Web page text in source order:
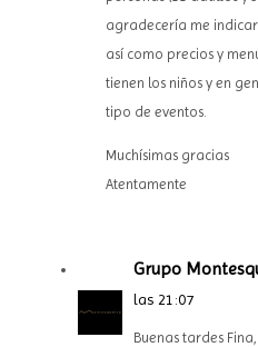
agradecería me
así como precios y
tienen los niños y en
tipo de eventos.
Muchísimas gracias
Atentamente
Grupo
las 21:07
Buenas tardes Fina,